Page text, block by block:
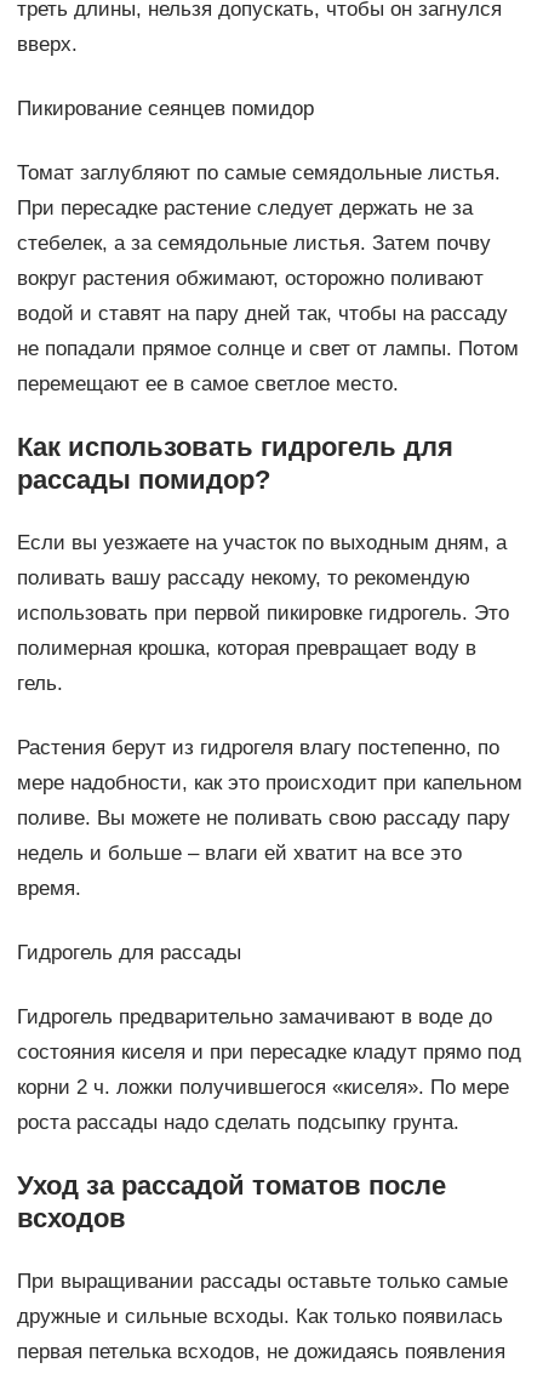
треть длины, нельзя допускать, чтобы он загнулся
вверх.
Пикирование сеянцев помидор
Томат заглубляют по самые семядольные листья.
При пересадке растение следует держать не за
стебелек, а за семядольные листья. Затем почву
вокруг растения обжимают, осторожно поливают
водой и ставят на пару дней так, чтобы на рассаду
не попадали прямое солнце и свет от лампы. Потом
перемещают ее в самое светлое место.
Как использовать гидрогель для
рассады помидор?
Если вы уезжаете на участок по выходным дням, а
поливать вашу рассаду некому, то рекомендую
использовать при первой пикировке гидрогель. Это
полимерная крошка, которая превращает воду в
гель.
Растения берут из гидрогеля влагу постепенно, по
мере надобности, как это происходит при капельном
поливе. Вы можете не поливать свою рассаду пару
недель и больше – влаги ей хватит на все это
время.
Гидрогель для рассады
Гидрогель предварительно замачивают в воде до
состояния киселя и при пересадке кладут прямо под
корни 2 ч. ложки получившегося «киселя». По мере
роста рассады надо сделать подсыпку грунта.
Уход за рассадой томатов после
всходов
При выращивании рассады оставьте только самые
дружные и сильные всходы. Как только появилась
первая петелька всходов, не дожидаясь появления